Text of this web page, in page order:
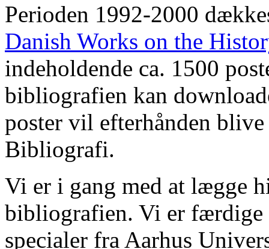
Perioden 1992-2000
Danish Works on the
indeholdende ca. 1500
bibliografien kan
poster vil efterhånden
Bibliografi.
Vi er i gang med at lægge
bibliografien. Vi er færdige
specialer fra Aarhus